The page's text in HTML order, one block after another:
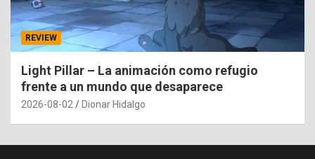
REVIEW
Light Pillar – La animación como refugio
frente a un mundo que desaparece
2026-08-02 Dionar Hidalgo